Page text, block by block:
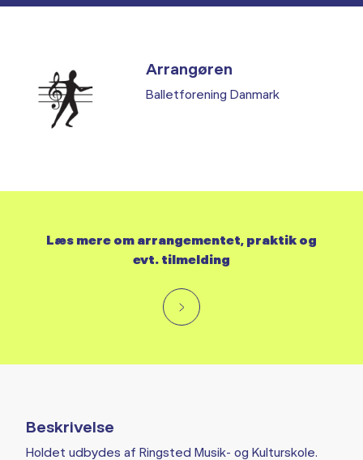
Beskrivelse
Holdet udbydes af Ringsted Musik- og Kulturskole.
Arrangøren
Balletforening Danmark
Læs mere om arrangementet, praktik og
evt. tilmelding